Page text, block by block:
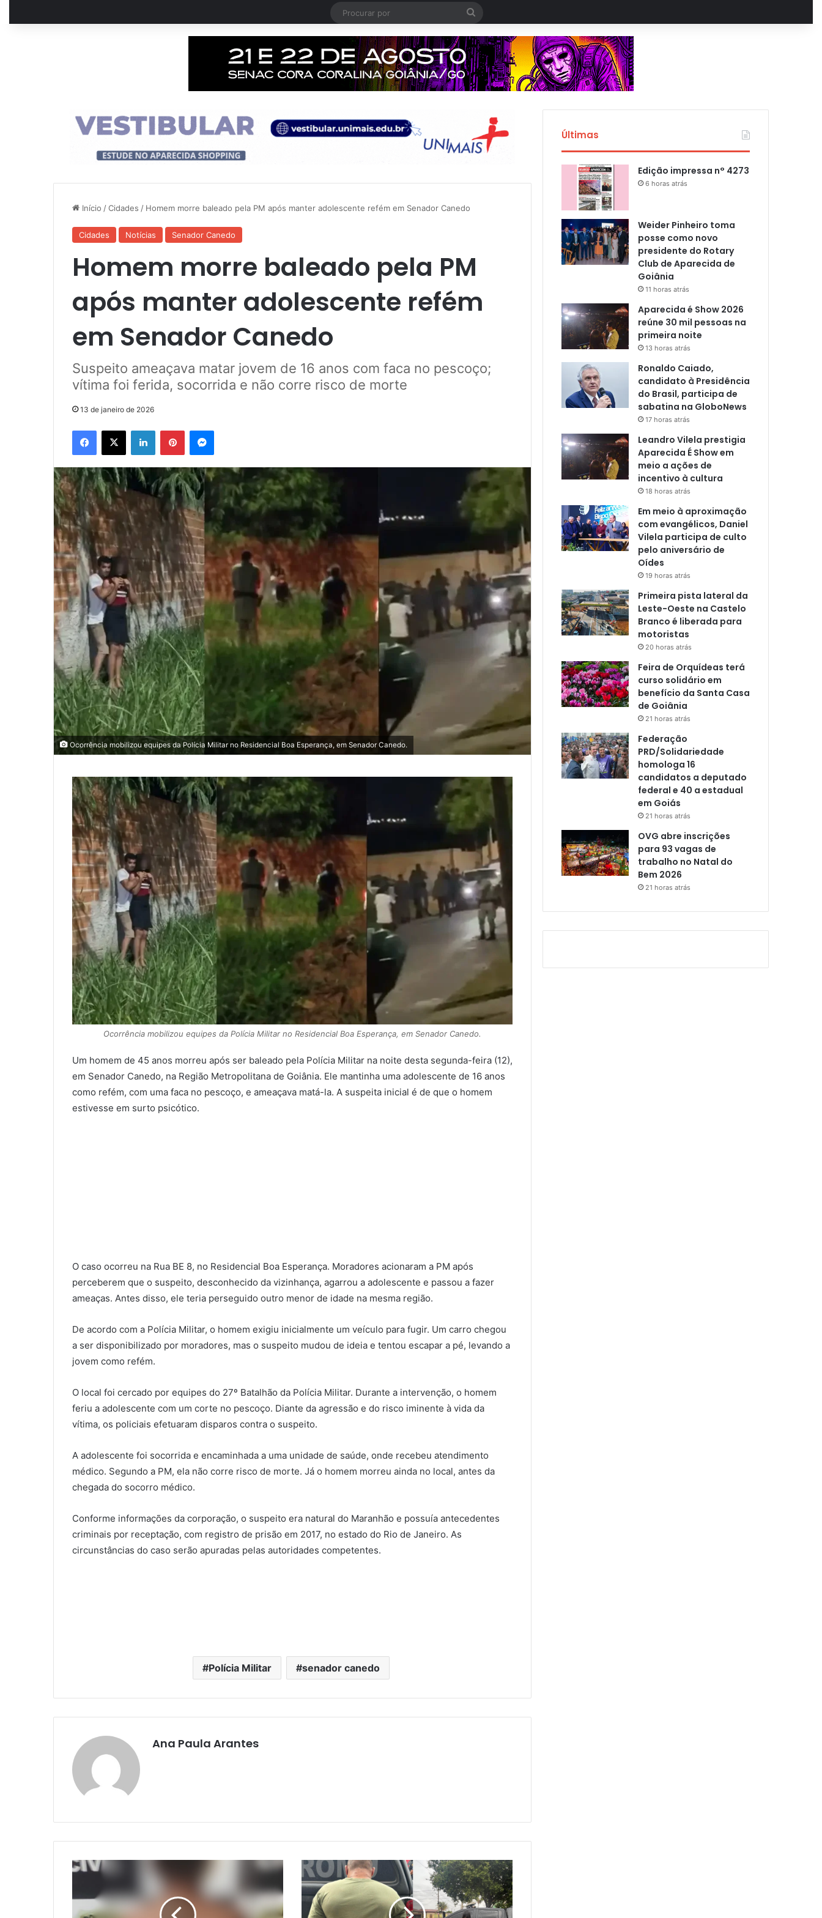
Procurar
por
Início /Cidades / Homem morre baleado pela PM após manter adolescente refém em Senador Canedo
Cidades Notícias Senador Canedo
Homem morre baleado pela PM
após manter adolescente refém
em Senador Canedo
Suspeito ameaçava matar jovem de 16 anos com faca no pescoço;
vítima foi ferida, socorrida e não corre risco de morte
13 de janeiro de 2026
Facebook
X LinkedinPinterestMessenger
Ocorrência mobilizou equipes da Polícia Militar no Residencial Boa Esperança, em Senador Canedo.
Ocorrência mobilizou equipes da Polícia Militar no Residencial Boa Esperança, em Senador Canedo.
Um homem de 45 anos morreu após ser baleado pela Polícia Militar na noite desta segunda-feira (12),
em Senador Canedo, na Região Metropolitana de Goiânia. Ele mantinha uma adolescente de 16 anos
como refém, com uma faca no pescoço, e ameaçava matá-la. A suspeita inicial é de que o homem
estivesse em surto psicótico.
O caso ocorreu na Rua BE 8, no Residencial Boa Esperança. Moradores acionaram a PM após
perceberem que o suspeito, desconhecido da vizinhança, agarrou a adolescente e passou a fazer
ameaças. Antes disso, ele teria perseguido outro menor de idade na mesma região.
De acordo com a Polícia Militar, o homem exigiu inicialmente um veículo para fugir. Um carro chegou
a ser disponibilizado por moradores, mas o suspeito mudou de ideia e tentou escapar a pé, levando a
jovem como refém.
O local foi cercado por equipes do 27º Batalhão da Polícia Militar. Durante a intervenção, o homem
feriu a adolescente com um corte no pescoço. Diante da agressão e do risco iminente à vida da
vítima, os policiais efetuaram disparos contra o suspeito.
A adolescente foi socorrida e encaminhada a uma unidade de saúde, onde recebeu atendimento
médico. Segundo a PM, ela não corre risco de morte. Já o homem morreu ainda no local, antes da
chegada do socorro médico.
Conforme informações da corporação, o suspeito era natural do Maranhão e possuía antecedentes
criminais por receptação, com registro de prisão em 2017, no estado do Rio de Janeiro. As
circunstâncias do caso serão apuradas pelas autoridades competentes.
Polícia Militar senador canedo
Ana Paula Arantes
Últimas
Edição impressa n° 4273
6 horas atrás
Weider Pinheiro toma
posse como novo
presidente do Rotary
Club de Aparecida de
Goiânia
11 horas atrás
Aparecida é Show 2026
reúne 30 mil pessoas na
primeira noite
13 horas atrás
Ronaldo Caiado,
candidato à Presidência
do Brasil, participa de
sabatina na GloboNews
17 horas atrás
Leandro Vilela prestigia
Aparecida É Show em
meio a ações de
incentivo à cultura
18 horas atrás
Em meio à aproximação
com evangélicos, Daniel
Vilela participa de culto
pelo aniversário de
Oídes
19 horas atrás
Primeira pista lateral da
Leste-Oeste na Castelo
Branco é liberada para
motoristas
20 horas atrás
Feira de Orquídeas terá
curso solidário em
benefício da Santa Casa
de Goiânia
21 horas atrás
Federação
PRD/Solidariedade
homologa 16
candidatos a deputado
federal e 40 a estadual
em Goiás
21 horas atrás
OVG abre inscrições
para 93 vagas de
trabalho no Natal do
Bem 2026
21 horas atrás